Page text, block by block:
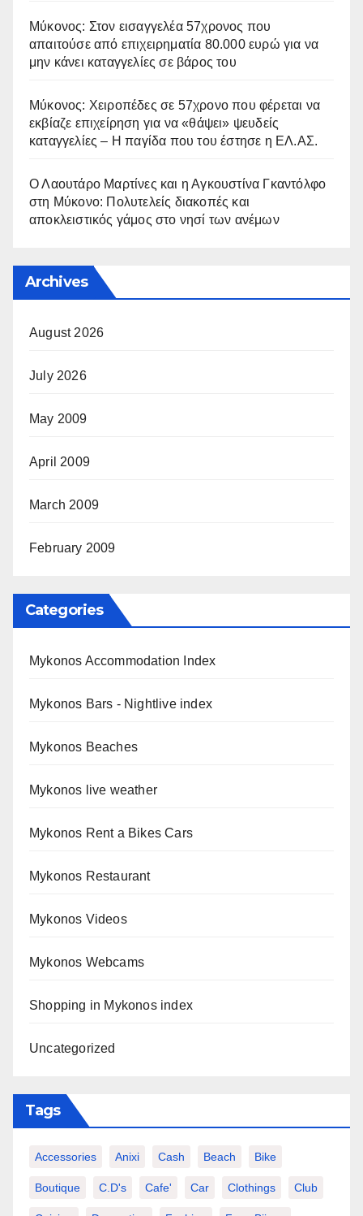
Μύκονος: Στον εισαγγελέα 57χρονος που
απαιτούσε από επιχειρηματία 80.000 ευρώ για να
μην κάνει καταγγελίες σε βάρος του
Μύκονος: Χειροπέδες σε 57χρονο που φέρεται να
εκβίαζε επιχείρηση για να «θάψει» ψευδείς
καταγγελίες – Η παγίδα που του έστησε η ΕΛ.ΑΣ.
Ο Λαουτάρο Μαρτίνες και η Αγκουστίνα Γκαντόλφο
στη Μύκονο: Πολυτελείς διακοπές και
αποκλειστικός γάμος στο νησί των ανέμων
Archives
August 2026
July 2026
May 2009
April 2009
March 2009
February 2009
Categories
Mykonos Accommodation Index
Mykonos Bars - Nightlive index
Mykonos Beaches
Mykonos live weather
Mykonos Rent a Bikes Cars
Mykonos Restaurant
Mykonos Videos
Mykonos Webcams
Shopping in Mykonos index
Uncategorized
Tags
Accessories Anixi Cash Beach Bike
Boutique C.d's Cafe' Car Clothings Club